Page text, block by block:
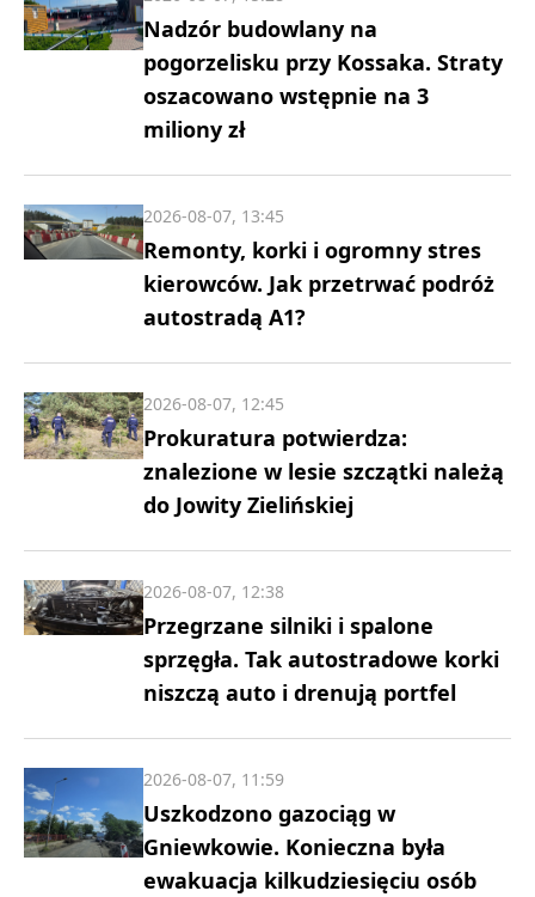
Nadzór budowlany na
pogorzelisku przy Kossaka. Straty
oszacowano wstępnie na 3
miliony zł
Remonty, korki i ogromny stres
kierowców. Jak przetrwać podróż
autostradą A1?
2026-08-07, 13:45
Prokuratura potwierdza:
znalezione w lesie szczątki należą
do Jowity Zielińskiej
2026-08-07, 12:45
Przegrzane silniki i spalone
sprzęgła. Tak autostradowe korki
niszczą auto i drenują portfel
2026-08-07, 12:38
Uszkodzono gazociąg w
Gniewkowie. Konieczna była
ewakuacja kilkudziesięciu osób
2026-08-07, 11:59